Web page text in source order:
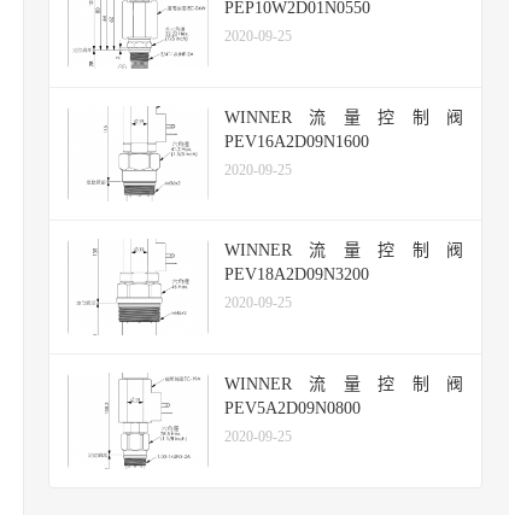
PEP10W2D01N0550
2020-09-25
WINNER流量控制阀
PEV16A2D09N1600
2020-09-25
WINNER流量控制阀
PEV18A2D09N3200
2020-09-25
WINNER流量控制阀
PEV5A2D09N0800
2020-09-25